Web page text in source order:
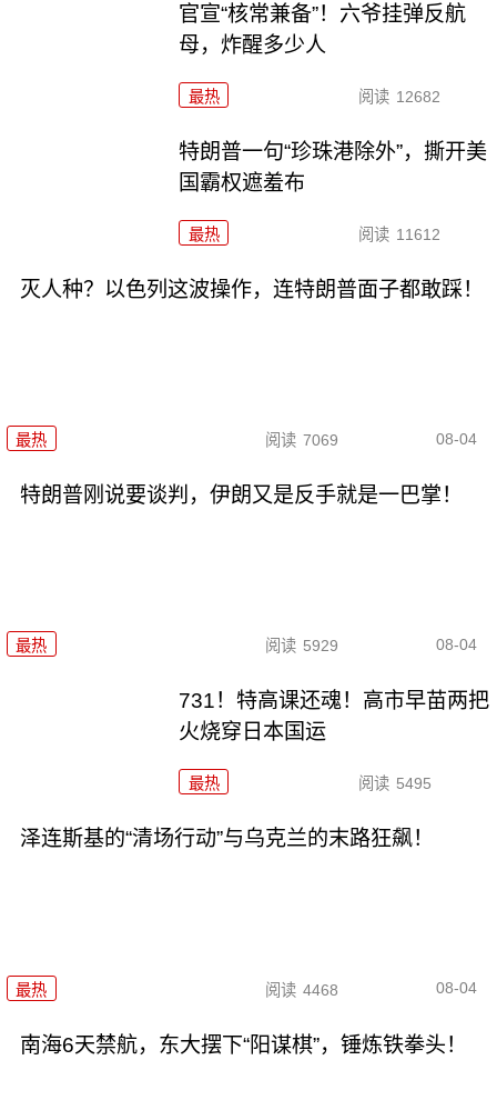
官宣“核常兼备”！六爷挂弹反航
母，炸醒多少人
最热 阅读 12682
特朗普一句“珍珠港除外”，撕开美
国霸权遮羞布
最热 阅读 11612
灭人种？以色列这波操作，连特朗普面子都敢踩！
最热 阅读 7069 08-04
特朗普刚说要谈判，伊朗又是反手就是一巴掌！
最热 阅读 5929 08-04
731！特高课还魂！高市早苗两把
火烧穿日本国运
最热 阅读 5495
泽连斯基的“清场行动”与乌克兰的末路狂飙！
最热 阅读 4468 08-04
南海6天禁航，东大摆下“阳谋棋”，锤炼铁拳头！